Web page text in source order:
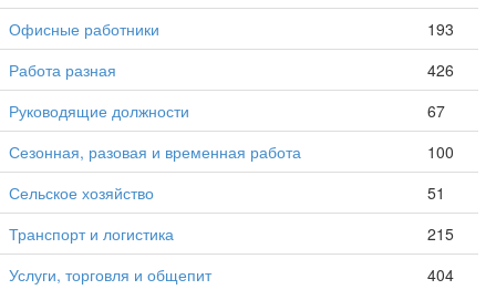
Офисные работники
193
Работа разная
426
Руководящие должности
67
Сезонная, разовая и временная работа
100
Сельское хозяйство
51
Транспорт и логистика
215
Услуги, торговля и общепит
404